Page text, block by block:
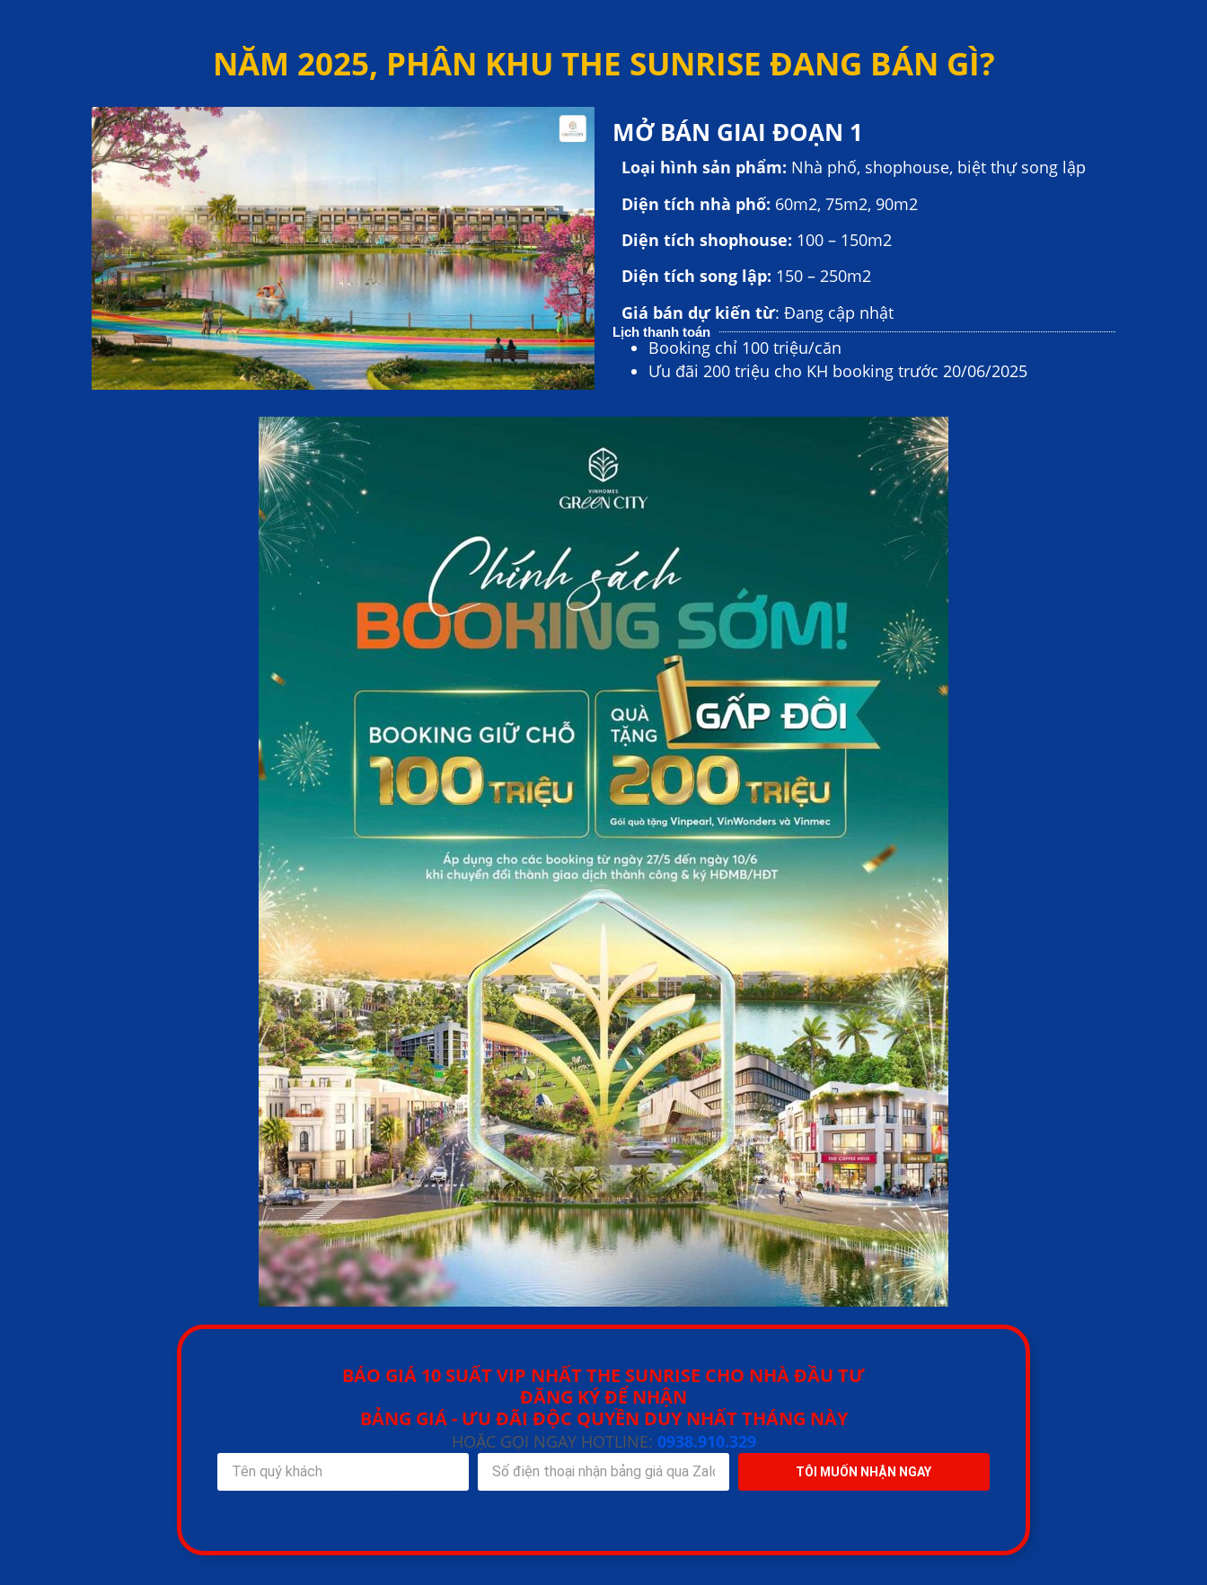
NĂM 2025, PHÂN KHU THE SUNRISE ĐANG BÁN GÌ?
MỞ BÁN GIAI ĐOẠN 1
Loại hình sản phẩm: Nhà phố, shophouse, biệt thự song lập
Diện tích nhà phố: 60m2, 75m2, 90m2
Diện tích shophouse: 100 – 150m2
Diện tích song lập: 150 – 250m2
Giá bán dự kiến từ: Đang cập nhật
Lịch thanh toán
Booking chỉ 100 triệu/căn
Ưu đãi 200 triệu cho KH booking trước 20/06/2025
BÁO GIÁ 10 SUẤT VIP NHẤT THE SUNRISE CHO NHÀ ĐẦU TƯ
ĐĂNG KÝ ĐỂ NHẬN
BẢNG GIÁ - ƯU ĐÃI ĐỘC QUYỀN DUY NHẤT THÁNG NÀY
HOẶC GỌI NGAY HOTLINE: 0938.910.329
TÔI MUỐN NHẬN NGAY